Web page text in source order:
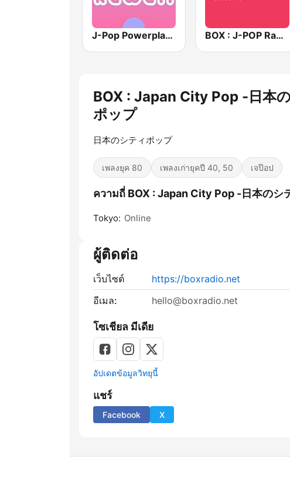
J-Pop Powerplay Kawaii BOX : J-POP Radio - ジェイポップ 無線
BOX : Japan City Pop -日本
ポップ
日本のシティポップ
เพลงยุค 80 เพลงเก่ายุคปี 40, 50 เจป๊อป
ความถี่ BOX : Japan City Pop -日本のシ
Tokyo: Online
ผู้ติดต่อ
เว็บไซต์
https://boxradio.net
อีเมล:
hello@boxradio.net
โซเชียล มีเดีย
อัปเดตข้อมูลวิทยุนี้
แชร์
Facebook X